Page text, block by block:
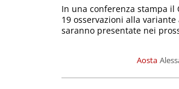
Aosta
In una conferenza stampa
19 osservazioni alla
saranno presentate nei